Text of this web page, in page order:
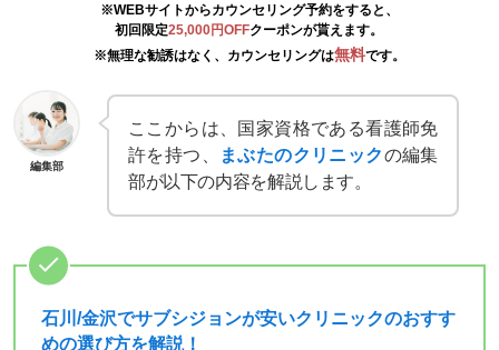
※WEBサイトからカウンセリング予約をすると、
初回限定25,000円OFFクーポンが貰えます。
※無理な勧誘はなく、カウンセリングは無料です。
編集部
ここからは、国家資格である看護師免
許を持つ、
まぶたのクリニックの編集
部が以下の内容を解説します。
石川/金沢でサブシジョンが安いクリニックのおすす
めの選び方を解説！